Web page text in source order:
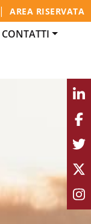
| AREA RISERVATA
CONTATTI